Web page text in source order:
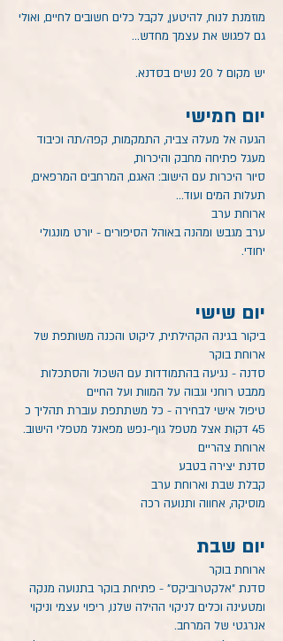
מוזמנת לנוח, להיטען, לקבל כלים חשובים לחיים, ואולי
גם לפגוש את עצמך מחדש...
יש מקום ל 20 נשים בסדנא.
יום חמישי
הגעה אל מעלה צביה, התמקמות, קפה/תה וכיבוד
מעגל פתיחה מחבק והיכרות,
סיור היכרות עם הישוב: האגם, המרחבים המרפאים,
תעלות המים ועוד...
ארוחת ערב
ערב מגבש ומהנה באוהל הסיפורים - יורט מונגולי
יחודי.
יום שישי
ביקור בגינה הקהילתית, ליקוט והכנה משותפת של
ארוחת בוקר
סדנה - נגיעה בהתמודדות עם השכול והסתכלות
ממבט רוחני וגבוה על המוות ועל החיים
טיפול אישי לבחירה - כל משתתפת עוברת תהליך כ
45 דקות אצל מטפל גוף-נפש מפאנל מטפלי הישוב.
ארוחת צהריים
סדנת יצירה בטבע
קבלת שבת וארוחת ערב
מוסיקה, אחווה ותנועה רכה
יום שבת
ארוחת בוקר
סדנת "אלקטרוביקס" - פתיחת בוקר בתנועה מנקה
ומטעינה וכלים לניקוי ההילה שלנו, ריפוי עצמי וניקוי
אנרגטי של המרחב.